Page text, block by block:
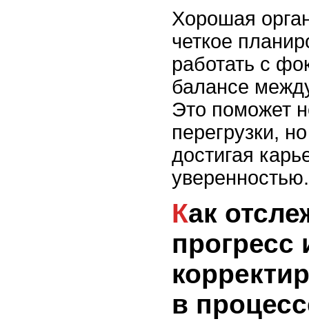
Хорошая
четкое
работать с
балансе
Это поможет
перегрузки,
достигая
уверенностью.
Как отслеживать
прогресс
в